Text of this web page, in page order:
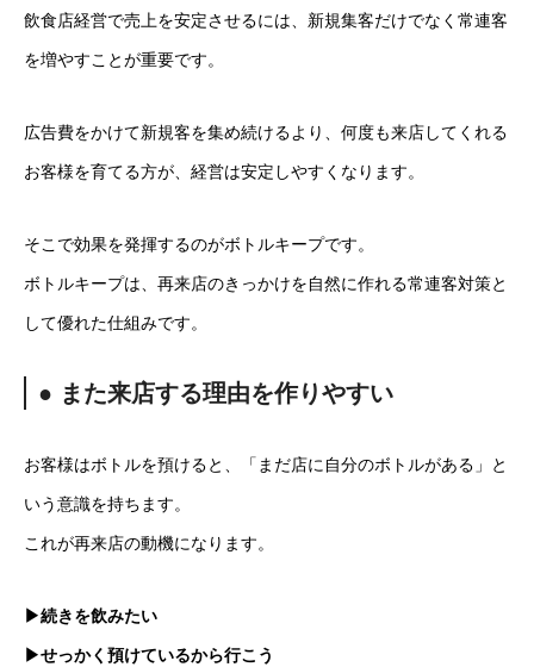
飲食店経営で売上を安定させるには、新規集客だけでなく常連客
を増やすことが重要です。
広告費をかけて新規客を集め続けるより、何度も来店してくれる
お客様を育てる方が、経営は安定しやすくなります。
そこで効果を発揮するのがボトルキープです。
ボトルキープは、再来店のきっかけを自然に作れる常連客対策と
して優れた仕組みです。
● また来店する理由を作りやすい
お客様はボトルを預けると、「まだ店に自分のボトルがある」と
いう意識を持ちます。
これが再来店の動機になります。
▶続きを飲みたい
▶せっかく預けているから行こう